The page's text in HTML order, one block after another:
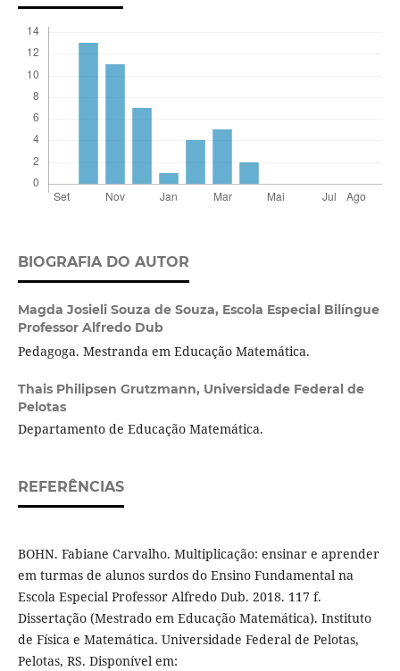
BIOGRAFIA DO AUTOR
Magda Josieli Souza de Souza, Escola Especial Bilíngue
Professor Alfredo Dub
Pedagoga. Mestranda em Educação Matemática.
Thais Philipsen Grutzmann, Universidade Federal de
Pelotas
Departamento de Educação Matemática.
REFERÊNCIAS
BOHN. Fabiane Carvalho. Multiplicação: ensinar e aprender
em turmas de alunos surdos do Ensino Fundamental na
Escola Especial Professor Alfredo Dub. 2018. 117 f.
Dissertação (Mestrado em Educação Matemática). Instituto
de Física e Matemática. Universidade Federal de Pelotas,
Pelotas, RS. Disponível em: